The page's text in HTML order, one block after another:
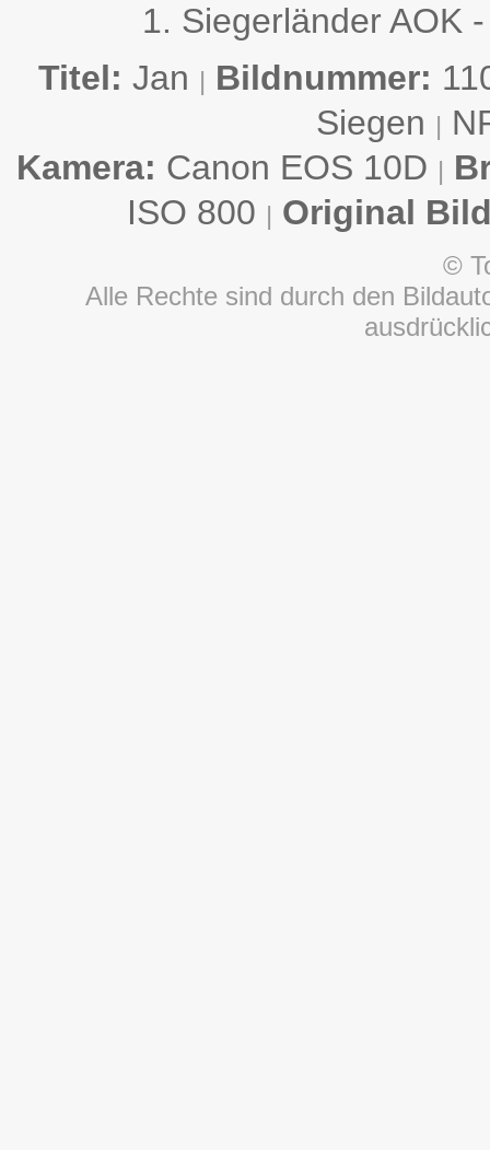
1. Siegerländer AOK
Titel: Jan | Bildnummer:
Siegen |
Kamera: Canon EOS 10D |
ISO 800 | Original
©
Alle Rechte sind durch den